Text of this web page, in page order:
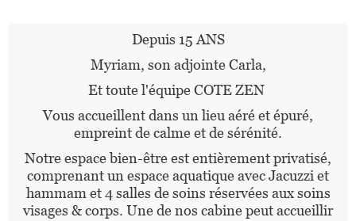
Depuis 15 ANS
Myriam, son adjointe Carla,
Et toute l'équipe COTE ZEN
Vous accueillent dans un lieu aéré et épuré,
empreint de calme et de sérénité.
Notre espace bien-être est entièrement privatisé,
comprenant un espace aquatique avec Jacuzzi et
hammam et 4 salles de soins réservées aux soins
visages & corps. Une de nos cabine peut accueillir